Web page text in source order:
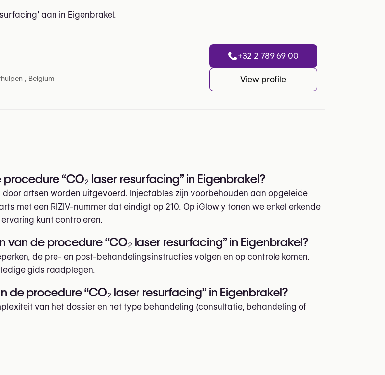
aan in Eigenbrakel.
, Belgium
+32 2 789 69 00
View profile
“CO₂ laser resurfacing” in Eigenbrakel?
artsen worden uitgevoerd. Injectables zijn voorbehouden aan opgeleide
met een RIZIV-nummer dat eindigt op 210. Op iGlowly tonen we enkel erkende
kunt controleren.
de procedure “CO₂ laser resurfacing” in Eigenbrakel?
de pre- en post-behandelingsinstructies volgen en op controle komen.
gids raadplegen.
procedure “CO₂ laser resurfacing” in Eigenbrakel?
van het dossier en het type behandeling (consultatie, behandeling of